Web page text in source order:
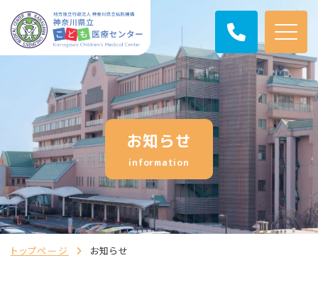
お知らせ
information
トップページ お知らせ